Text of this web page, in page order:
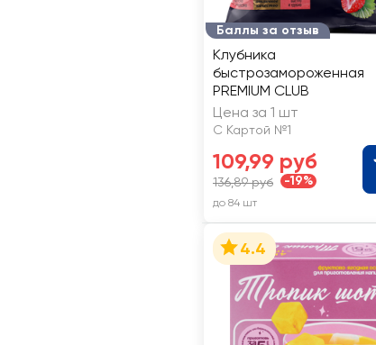
Баллы за отзыв
Клубника
быстрозамороженная
PREMIUM CLUB
Цена за 1 шт
С Картой №1
109,99 руб
136,89 руб -19%
до 84 шт
4.4